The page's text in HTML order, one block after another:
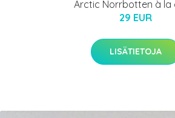
Arctic Norrbotten à la
29 EUR
LISÄTIETOJA